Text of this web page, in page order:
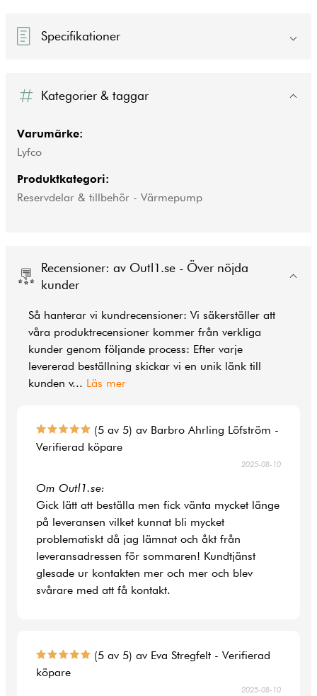
Specifikationer
Kategorier & taggar
Varumärke:
Lyfco
Produktkategori:
Reservdelar & tillbehör - Värmepump
Recensioner: av Outl1.se - Över nöjda
kunder
Så hanterar vi kundrecensioner: Vi säkerställer att
våra produktrecensioner kommer från verkliga
kunder genom följande process: Efter varje
levererad beställning skickar vi en unik länk till
kunden v... Läs mer
(5 av 5) av Barbro Ahrling Löfström -
Verifierad köpare
2025-08-10
Om Outl1.se:
Gick lätt att beställa men fick vänta mycket länge
på leveransen vilket kunnat bli mycket
problematiskt då jag lämnat och åkt från
leveransadressen för sommaren! Kundtjänst
glesade ur kontakten mer och mer och blev
svårare med att få kontakt.
(5 av 5) av Eva Stregfelt - Verifierad
köpare
2025-08-10